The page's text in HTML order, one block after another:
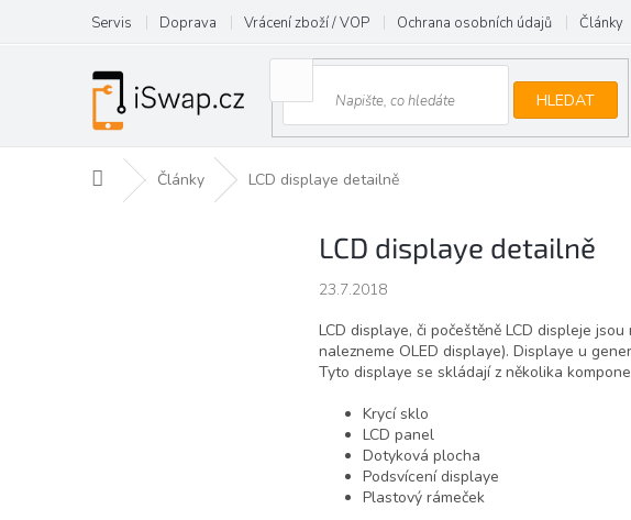
obsah
Servis Doprava Vrácení zboží / VOP Ochrana osobních údajů Články
HLEDAT
Domů Články LCD displaye detailně
LCD displaye detailně
23.7.2018
LCD displaye, či počeštěně LCD displeje
nalezneme OLED displaye). Displaye u
Tyto displaye se skládají z několika
Krycí sklo
LCD panel
Dotyková plocha
Podsvícení displaye
Plastový rámeček